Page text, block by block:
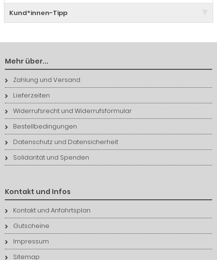
Kund*innen-Tipp
Mehr über...
Zahlung und Versand
Lieferzeiten
Widerrufsrecht und Widerrufsformular
Bestellbedingungen
Datenschutz und Datensicherheit
Solidarität und Spenden
Kontakt und Infos
Kontakt und Anfahrtsplan
Gutscheine
Impressum
Sitemap